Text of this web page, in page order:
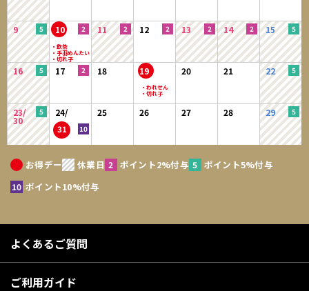
9 10 11 12 13 14 15
16 17 18 19 20 21 22
23/
30
24/
31
25 26 27 28 29
お得デー 休業日 ポイント2%付与
ポイント5%付与
ポイント10%付与
よくあるご質問
ご利用ガイド